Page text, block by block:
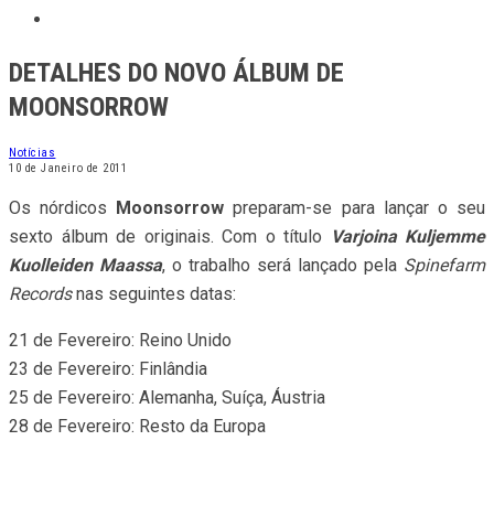
DETALHES DO NOVO ÁLBUM DE
MOONSORROW
Notícias
10 de Janeiro de 2011
Os nórdicos Moonsorrow preparam-se para lançar o seu
sexto álbum de originais. Com o título
Varjoina Kuljemme
Kuolleiden Maassa, o trabalho será lançado pela Spinefarm
Recordsnas seguintes datas:
21 de Fevereiro: Reino Unido
23 de Fevereiro: Finlândia
25 de Fevereiro: Alemanha, Suíça, Áustria
28 de Fevereiro: Resto da Europa